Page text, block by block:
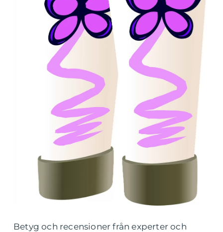
Betyg och recensioner från experter och